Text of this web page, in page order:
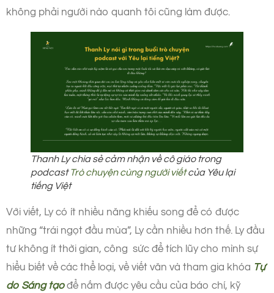
không phải người nào quanh tôi cũng làm được.
Thanh Ly chia sẻ cảm nhận về cô giáo trong
podcastTrò chuyện cùng người viếtcủa Yêu lại
tiếng Việt
Với viết, Ly có ít nhiều năng khiếu song để có được
những “trái ngọt đầu mùa”, Ly cần nhiều hơn thế. Ly đầu
tư không ít thời gian, công sức để tích lũy cho mình sự
hiểu biết về các thể loại, về viết văn và tham gia khóa Tự
do Sáng tạođể nắm được yêu cầu của báo chí, kỹ